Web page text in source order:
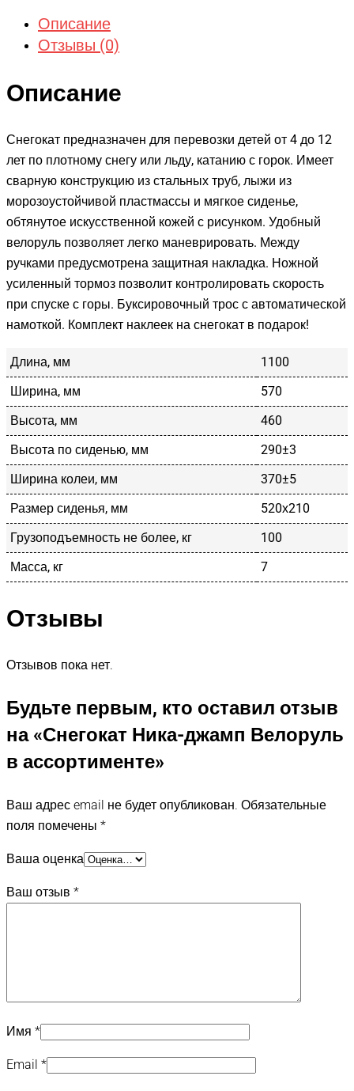
Описание
Отзывы (0)
Описание
Снегокат предназначен для перевозки детей от 4 до 12
лет по плотному снегу или льду, катанию с горок. Имеет
сварную конструкцию из стальных труб, лыжи из
морозоустойчивой пластмассы и мягкое сиденье,
обтянутое искусственной кожей с рисунком. Удобный
велоруль позволяет легко маневрировать. Между
ручками предусмотрена защитная накладка. Ножной
усиленный тормоз позволит контролировать скорость
при спуске с горы. Буксировочный трос с автоматической
намоткой. Комплект наклеек на снегокат в подарок!
Длина, мм
1100
Ширина, мм
570
Высота, мм
460
Высота по сиденью, мм
290±3
Ширина колеи, мм
370±5
Размер сиденья, мм
520х210
Грузоподъемность не более, кг
100
Масса, кг
7
Отзывы
Отзывов пока нет.
Будьте первым, кто оставил отзыв
на «Снегокат Ника-джамп Велоруль
в ассортименте»
Ваш адрес email не будет опубликован. Обязательные
поля помечены *
Ваша оценка
Ваш отзыв *
Имя *
Email *